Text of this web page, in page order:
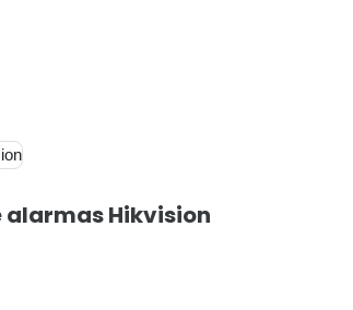
alarmas Hikvision